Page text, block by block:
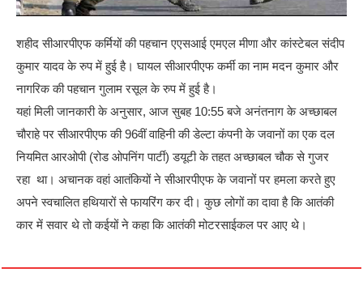
शहीद सीआरपीएफ कर्मियों की पहचान एएसआई एमएल मीणा और कांस्टेबल संदीप
कुमार यादव के रुप में हुई है। घायल सीआरपीएफ कर्मी का नाम मदन कुमार और
नागरिक की पहचान गुलाम रसूल के रुप में हुई है।
यहां मिली जानकारी के अनुसार, आज सुबह 10:55 बजे अनंतनाग के अच्छाबल
चौराहे पर सीआरपीएफ की 96वीं वाहिनी की डेल्टा कंपनी के जवानों का एक दल
नियमित आरओपी (रोड ओपनिंग पार्टी) डयूटी के तहत अच्छाबल चौक से गुजर
रहा था। अचानक वहां आतंकियों ने सीआरपीएफ के जवानों पर हमला करते हुए
अपने स्वचालित हथियारों से फायरिंग कर दी। कुछ लोगों का दावा है कि आतंकी
कार में सवार थे तो कईयों ने कहा कि आतंकी मोटरसाईकल पर आए थे।